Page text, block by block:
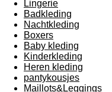
Lingerie
Badkleding
Nachtkleding
Boxers
Baby kleding
Kinderkleding
Heren kleding
pantykousjes
Maillots&Leggings